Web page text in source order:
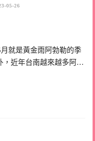
05-26
就是黃金雨阿勃勒的季
，近年台南越來越多阿…